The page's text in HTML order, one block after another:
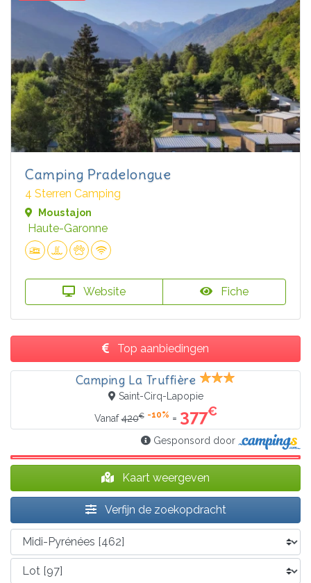
Camping Pradelongue
4 Sterren Camping
Moustajon
Haute-Garonne
Website Fiche
Top aanbiedingen
Camping La Truffière
Saint-Cirq-Lapopie
Vanaf420€ -10% = 377€
Gesponsord door
Kaart weergeven
Verfijn de zoekopdracht